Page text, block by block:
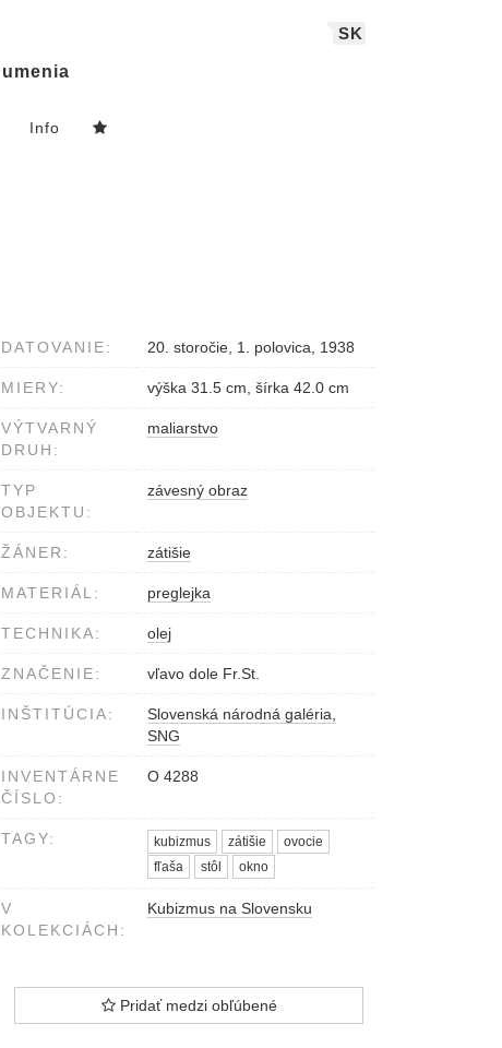
SK
umenia
Info
DATOVANIE: 20. storočie, 1. polovica, 1938
MIERY: výška 31.5 cm, šírka 42.0 cm
VÝTVARNÝ
DRUH:
maliarstvo
TYP
OBJEKTU:
závesný obraz
ŽÁNER: zátišie
MATERIÁL: preglejka
TECHNIKA: olej
ZNAČENIE: vľavo dole Fr.St.
INŠTITÚCIA:
Slovenská národná galéria,
SNG
INVENTÁRNE
ČÍSLO:
O 4288
TAGY: kubizmus zátišie
ovocie
fľaša
stôl okno
V
KOLEKCIÁCH:
Kubizmus na Slovensku
Pridať medzi obľúbené